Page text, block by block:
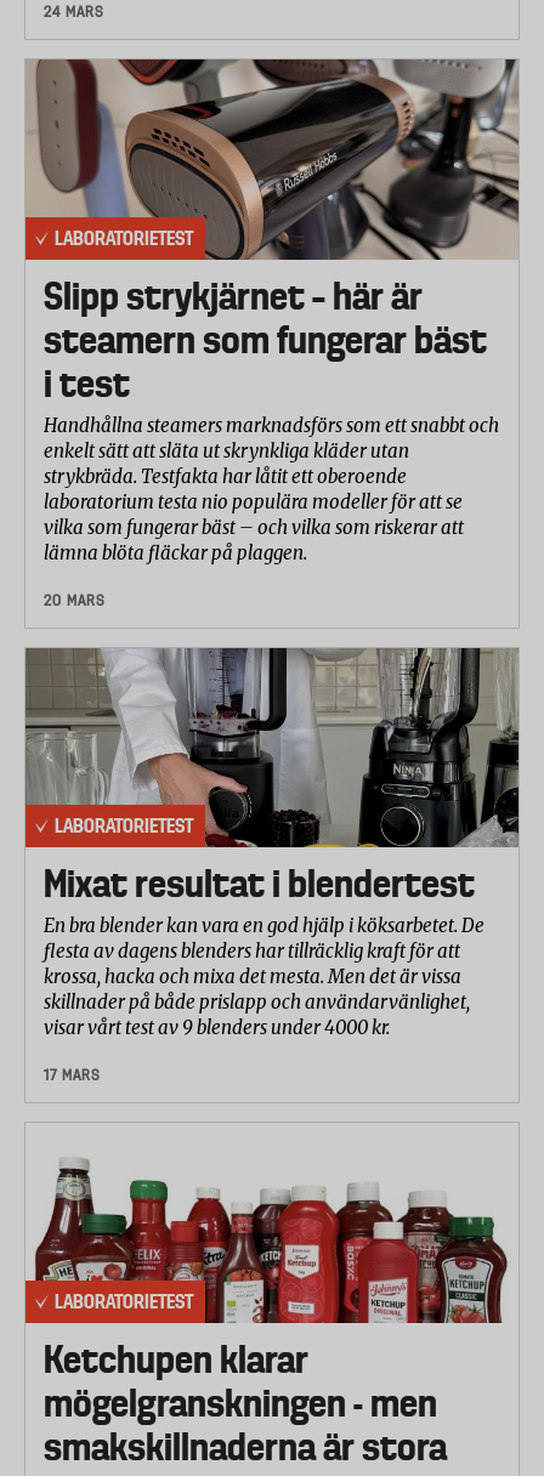
24 MARS
LABORATORIETEST
Slipp strykjärnet – här är
steamern som fungerar bäst
i test
Handhållna steamers marknadsförs som ett snabbt och
enkelt sätt att släta ut skrynkliga kläder utan
strykbräda. Testfakta har låtit ett oberoende
laboratorium testa nio populära modeller för att se
vilka som fungerar bäst – och vilka som riskerar att
lämna blöta fläckar på plaggen.
20 MARS
LABORATORIETEST
Mixat resultat i blendertest
En bra blender kan vara en god hjälp i köksarbetet. De
flesta av dagens blenders har tillräcklig kraft för att
krossa, hacka och mixa det mesta. Men det är vissa
skillnader på både prislapp och användarvänlighet,
visar vårt test av 9 blenders under 4000 kr.
17 MARS
LABORATORIETEST
Ketchupen klarar
mögelgranskningen - men
smakskillnaderna är stora